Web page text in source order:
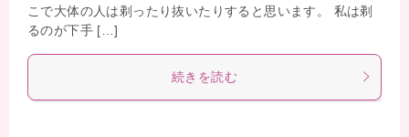
こで大体の人は剃ったり抜いたりすると思います。 私は剃
るのが下手 […]
続きを読む